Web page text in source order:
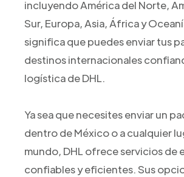
incluyendo América del Norte,
Sur, Europa, Asia, África y
significa que puedes enviar tus
destinos internacionales
logística de DHL.
Ya sea que necesites enviar un
dentro de México o a cualquier
mundo, DHL ofrece servicios de
confiables y eficientes. Sus